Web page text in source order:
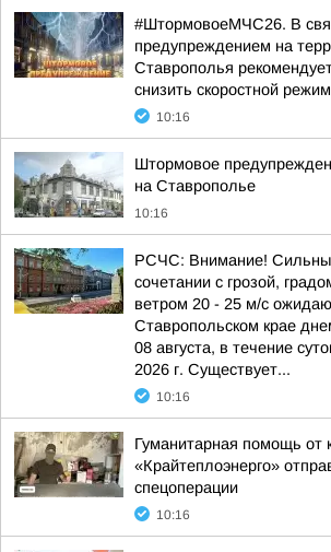
#ШтормовоеМЧС26. В
предупреждением на
Ставрополья
снизить скоростной
10:16
Штормовое
на Ставрополье
10:16
РСЧС: Внимание!
сочетании с грозой,
ветром 20 - 25 м/с
Ставропольском крае
08 августа, в течение
2026 г. Существует...
10:16
Гуманитарная помощь от
«Крайтеплоэнерго»
спецоперации
10:16